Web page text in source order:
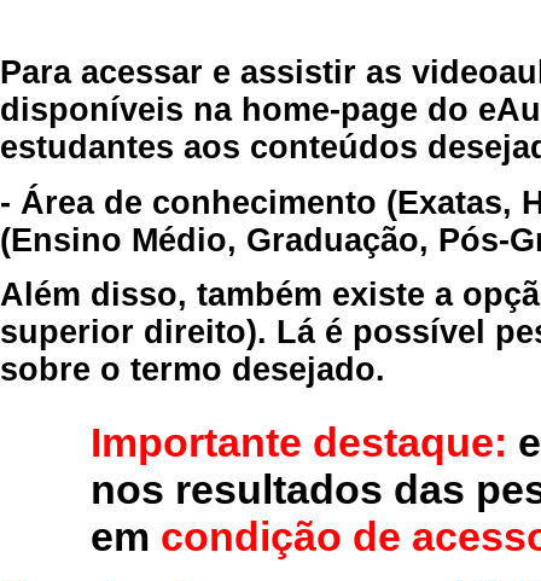
Para acessar e assistir as
disponíveis na home-page do
estudantes aos conteúdos
- Área de conhecimento (Exatas,
(Ensino Médio, Graduação, Pós-
Além disso, também existe a
superior direito). Lá é possível
sobre o termo desejado.
Importante destaque:
nos resultados das
em condição de